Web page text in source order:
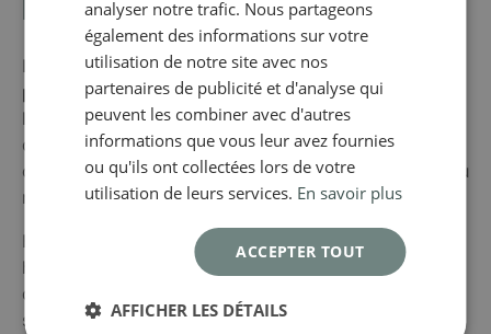
Le tarif chirurgie esthétique en Belgique
plusieurs facteurs: la complexité de l’intervention,
l’expérience du chirurgien, les frais de clinique et
d’anesthésie et la durée d’hospitalisation. Le tableau
ci-dessus présente des fourchettes représentatives du
marché belge en 2025.
En règle générale, le devis complet doit inclure : les
honoraires du chirurgien plasticien, les frais
d’anesthésie (anesthésiste + produits), les frais de
salle d’opération, les consultations pré- et post-
analyser notre trafic. Nous partageons
également des informations sur votre
utilisation de notre site avec nos
partenaires de publicité et d'analyse qui
peuvent les combiner avec d'autres
informations que vous leur avez fournies
ou qu'ils ont collectées lors de votre
utilisation de leurs services. En savoir plus
ACCEPTER TOUT
AFFICHER LES DÉTAILS